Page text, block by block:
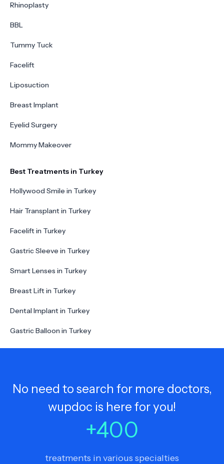
Rhinoplasty
BBL
Tummy Tuck
Facelift
Liposuction
Breast Implant
Eyelid Surgery
Mommy Makeover
Best Treatments in Turkey
Hollywood Smile in Turkey
Hair Transplant in Turkey
Facelift in Turkey
Gastric Sleeve in Turkey
Smart Lenses in Turkey
Breast Lift in Turkey
Dental Implant in Turkey
Gastric Balloon in Turkey
No need to search for more doctors,
wupdoc is here for you!
+400
treatments in various specialties